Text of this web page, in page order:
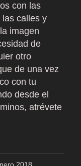
con las
las calles y
imagen
de
otro
de una vez
con tu
desde el
atrévete
2018